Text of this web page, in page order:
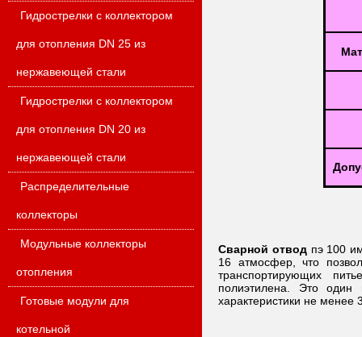
Гидрострелки с коллектором
для отопления DN 25 из
нержавеющей стали
Гидрострелки с коллектором
для отопления DN 20 из
нержавеющей стали
Распределительные
коллекторы
Модульные коллекторы
отопления
Готовые модули для
котельной
Сварной отводпэ 100
16 атмосфер, что
транспортирующих
полиэтилена. Это
характеристики не менее